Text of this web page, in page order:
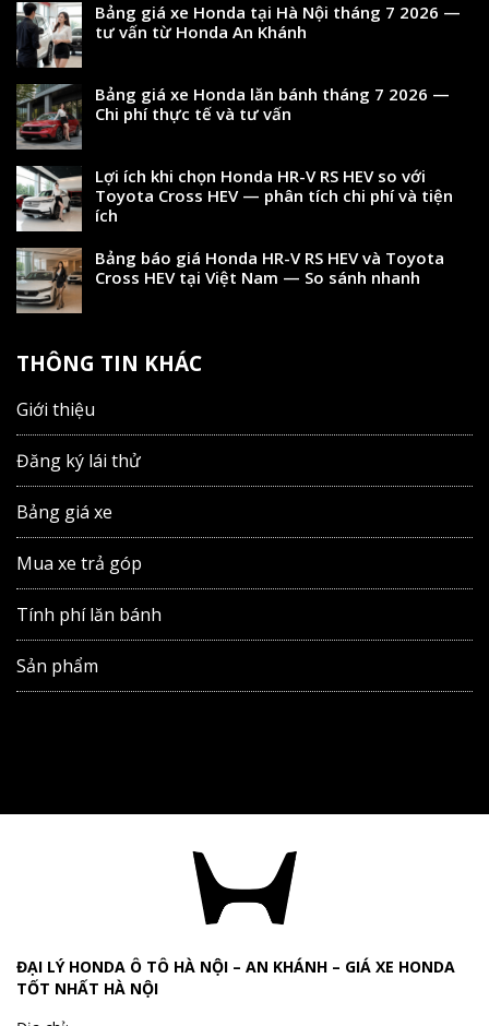
Bảng giá xe Honda tại Hà Nội tháng 7 2026 —
tư vấn từ Honda An Khánh
Bảng giá xe Honda lăn bánh tháng 7 2026 —
Chi phí thực tế và tư vấn
Lợi ích khi chọn Honda HR-V RS HEV so với
Toyota Cross HEV — phân tích chi phí và tiện
ích
Bảng báo giá Honda HR-V RS HEV và Toyota
Cross HEV tại Việt Nam — So sánh nhanh
THÔNG TIN KHÁC
Giới thiệu
Đăng ký lái thử
Bảng giá xe
Mua xe trả góp
Tính phí lăn bánh
Sản phẩm
ĐẠI LÝ HONDA Ô TÔ HÀ NỘI – AN KHÁNH – GIÁ XE HONDA
TỐT NHẤT HÀ NỘI